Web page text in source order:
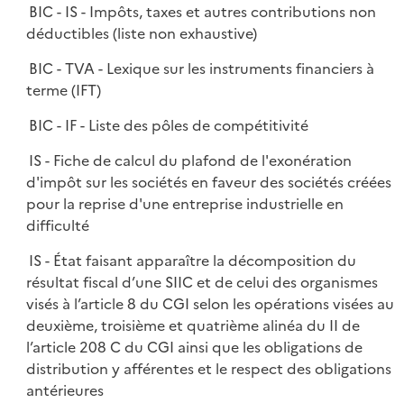
BIC - IS - Impôts, taxes et autres contributions non
déductibles (liste non exhaustive)
BIC - TVA - Lexique sur les instruments financiers à
terme (IFT)
BIC - IF - Liste des pôles de compétitivité
IS - Fiche de calcul du plafond de l'exonération
d'impôt sur les sociétés en faveur des sociétés créées
pour la reprise d'une entreprise industrielle en
difficulté
IS - État faisant apparaître la décomposition du
résultat fiscal d’une SIIC et de celui des organismes
visés à l’article 8 du CGI selon les opérations visées au
deuxième, troisième et quatrième alinéa du II de
l’article 208 C du CGI ainsi que les obligations de
distribution y afférentes et le respect des obligations
antérieures